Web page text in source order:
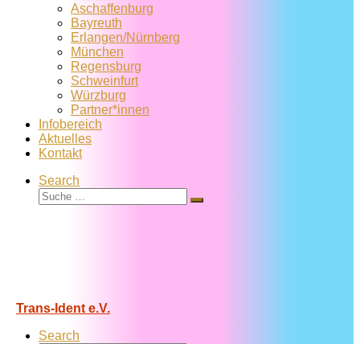
Aschaffenburg
Bayreuth
Erlangen/Nürnberg
München
Regensburg
Schweinfurt
Würzburg
Partner*innen
Infobereich
Aktuelles
Kontakt
Search
Suche
Suche
Trans-Ident e.V.
Search